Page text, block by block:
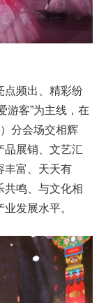
点频出、精彩纷
游客”为主线，在
分会场交相辉
品展销、文艺汇
丰富、天天有
共鸣、与文化相
发展水平。